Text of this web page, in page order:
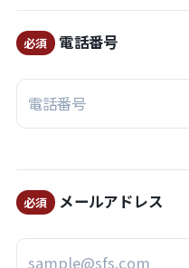
必須 電話番号
必須 メールアドレス